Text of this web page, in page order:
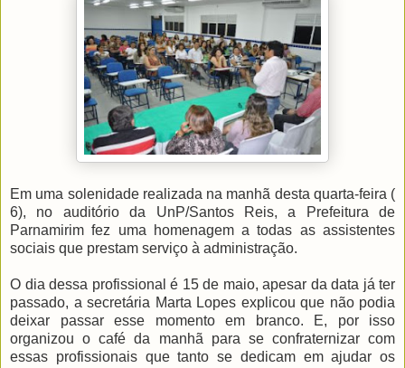
Em uma solenidade realizada na manhã desta quarta-feira (
6), no auditório da UnP/Santos Reis, a Prefeitura de
Parnamirim fez uma homenagem a todas as assistentes
sociais que prestam serviço à administração.
O dia dessa profissional é 15 de maio, apesar da data já ter
passado, a secretária Marta Lopes explicou que não podia
deixar passar esse momento em branco. E, por isso
organizou o café da manhã para se confraternizar com
essas profissionais que tanto se dedicam em ajudar os